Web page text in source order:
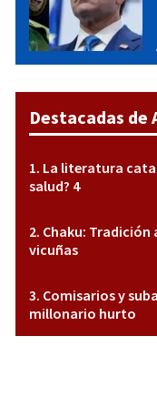
Destacadas de
La literatura
salud? 4
Chaku: Tradición
vicuñas
Comisarios y
millonario hurto